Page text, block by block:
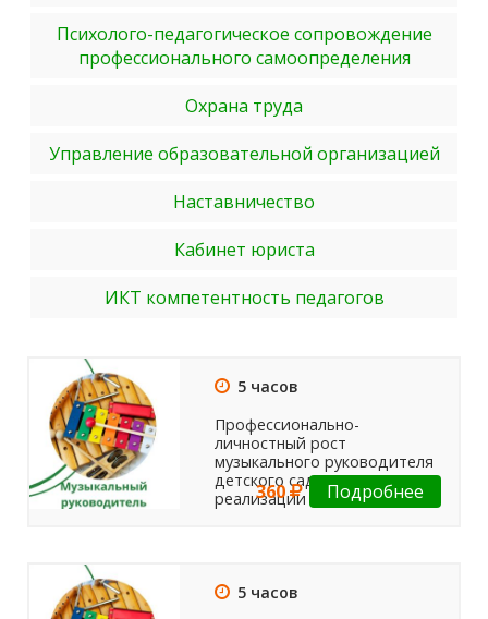
Психолого-педагогическое сопровождение
профессионального самоопределения
Охрана труда
Управление образовательной организацией
Наставничество
Кабинет юриста
ИКТ компетентность педагогов
5 часов
Профессионально-
личностный рост
музыкального руководителя
детского сада в условиях
реализации ФГОС ДО.
360 Подробнее
5 часов